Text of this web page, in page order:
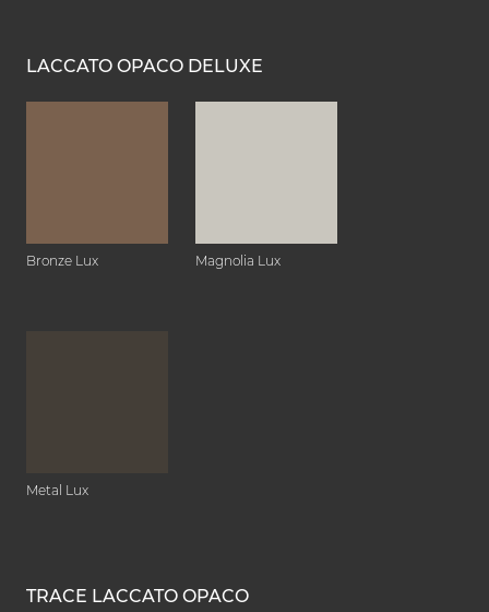
LACCATO OPACO DELUXE
Bronze Lux Magnolia Lux
Metal Lux
TRACE LACCATO OPACO